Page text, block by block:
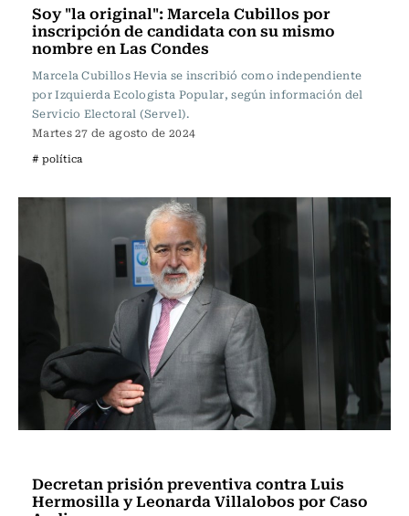
Soy "la original": Marcela Cubillos por
inscripción de candidata con su mismo
nombre en Las Condes
Marcela Cubillos Hevia se inscribió como independiente
por Izquierda Ecologista Popular, según información del
Servicio Electoral (Servel).
Martes 27 de agosto de 2024
# política
Decretan prisión preventiva contra Luis
Hermosilla y Leonarda Villalobos por Caso